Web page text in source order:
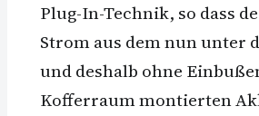
Plug-In-Technik, so dass
Strom aus dem nun unter
und deshalb ohne
Kofferraum montierten